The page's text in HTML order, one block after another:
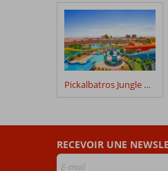
nos
clients
après
leur
séjour
Dawar
Pickalbatros Jungle Aqua Park Resort – Neverland
RECEVOIR UNE